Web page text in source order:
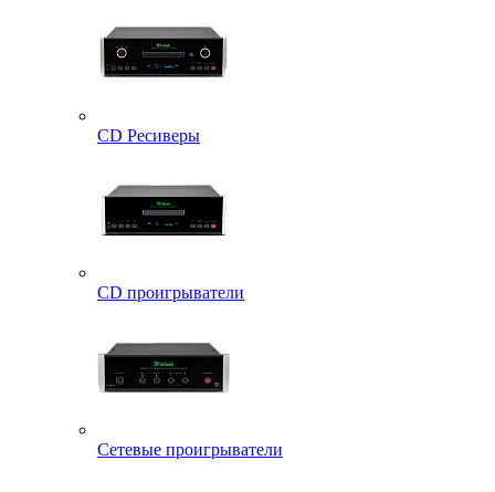
CD Ресиверы
CD проигрыватели
Сетевые проигрыватели